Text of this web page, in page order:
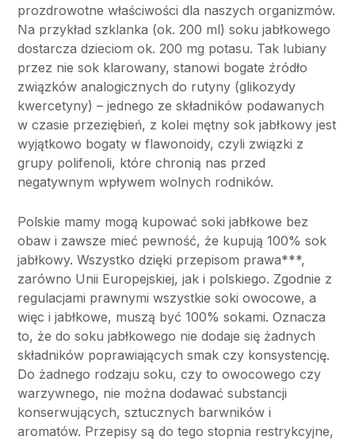
prozdrowotne właściwości dla naszych organizmów.
Na przykład szklanka (ok. 200 ml) soku jabłkowego
dostarcza dzieciom ok. 200 mg potasu. Tak lubiany
przez nie sok klarowany, stanowi bogate źródło
związków analogicznych do rutyny (glikozydy
kwercetyny) – jednego ze składników podawanych
w czasie przeziębień, z kolei mętny sok jabłkowy jest
wyjątkowo bogaty w flawonoidy, czyli związki z
grupy polifenoli, które chronią nas przed
negatywnym wpływem wolnych rodników.
Polskie mamy mogą kupować soki jabłkowe bez
obaw i zawsze mieć pewność, że kupują 100% sok
jabłkowy. Wszystko dzięki przepisom prawa***,
zarówno Unii Europejskiej, jak i polskiego. Zgodnie z
regulacjami prawnymi wszystkie soki owocowe, a
więc i jabłkowe, muszą być 100% sokami. Oznacza
to, że do soku jabłkowego nie dodaje się żadnych
składników poprawiających smak czy konsystencję.
Do żadnego rodzaju soku, czy to owocowego czy
warzywnego, nie można dodawać substancji
konserwujących, sztucznych barwników i
aromatów. Przepisy są do tego stopnia restrykcyjne,